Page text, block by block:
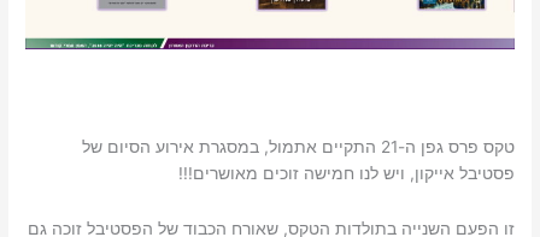
טקס פרס גפן ה-21 התקיים אתמול, במסגרת אירוע הסיום של
פסטיבל אייקון, ויש לנו חמישה זוכים מאושרים!!!
זו הפעם השנייה בתולדות הטקס, שאורח הכבוד של הפסטיבל זוכה גם